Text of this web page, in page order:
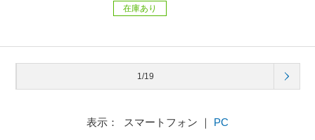
在庫あり
1/19
表示： スマートフォン ｜ PC